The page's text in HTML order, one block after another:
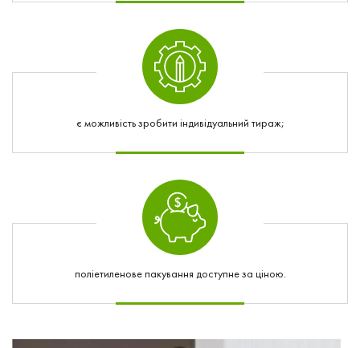
є можливість зробити індивідуальний тираж;
поліетиленове пакування доступне за ціною.